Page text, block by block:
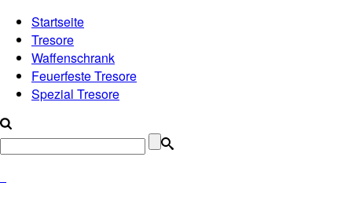
Startseite
Tresore
Waffenschrank
Feuerfeste Tresore
Spezial Tresore